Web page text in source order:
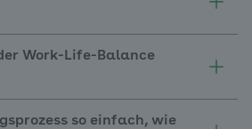
Work-Life-Balance
so einfach, wie